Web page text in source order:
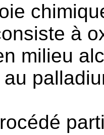
à
milieu